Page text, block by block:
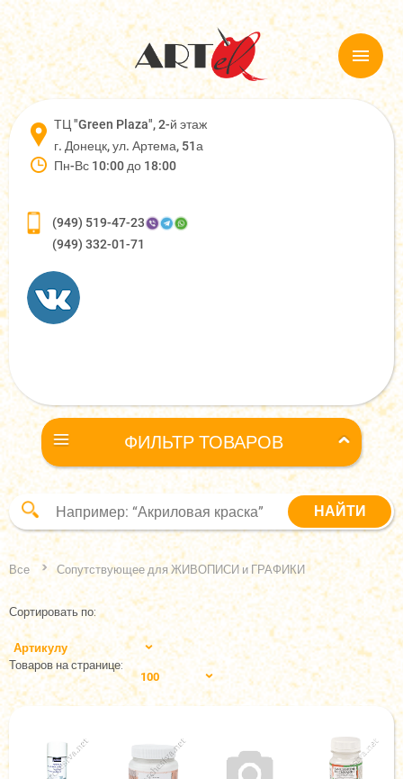
ТЦ "Green Plaza", 2-й этаж
г. Донецк, ул. Артема, 51а
Пн-Вс 10:00 до 18:00
(949) 519-47-23
(949) 332-01-71
ФИЛЬТР ТОВАРОВ
Все Сопутствующее для ЖИВОПИСИ и ГРАФИКИ
Сортировать по:
Артикулу
Товаров на странице:
100